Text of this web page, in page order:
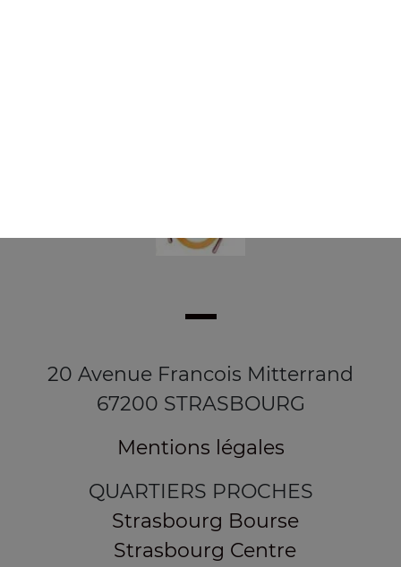
20 Avenue Francois Mitterrand
67200 STRASBOURG
Mentions légales
QUARTIERS PROCHES
Strasbourg Bourse
Strasbourg Centre